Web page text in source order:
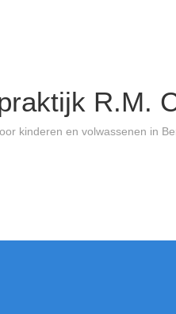
R.M.
kinderen en volwassenen in